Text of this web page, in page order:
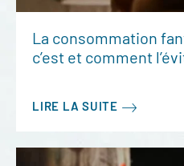
La consommation
c’est et comment
LIRE LA SUITE